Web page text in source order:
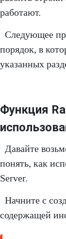
работают.
Следующее
порядок, в
указанных
Функция
Давайте
понять, как
Server.
Начните с
содержащей